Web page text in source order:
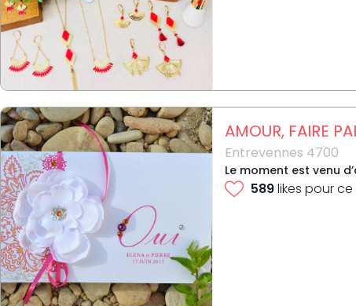
AMOUR, FAIRE
Entrevennes 4700
Le moment est venu
589likes pour